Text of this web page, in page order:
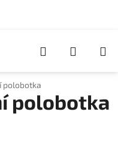
Hledat
KOŠÍK
polobotka
polobotka